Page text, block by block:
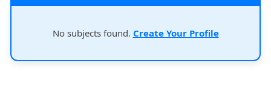
No subjects found. Create Your Profile